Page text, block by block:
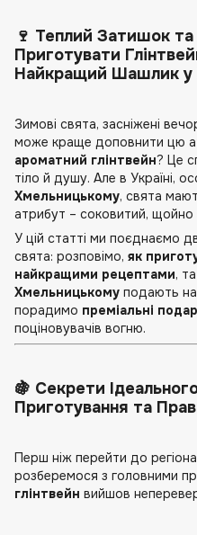
🍷 Теплий Затишок
Приготувати
Найкращий Шашлик у
Зимові свята, засніжені
може краще доповнити цю
ароматний глінтвейн? Це
тіло й душу. Але в Україні,
Хмельницькому, свята
атрибут – соковитий,
У цій статті ми поєднаємо
свята: розповімо, як
найкращими рецептами,
Хмельницькому подають
порадимо преміальні
поціновувачів вогню.
🍇 Секрети
Приготування та
Перш ніж перейти до
розберемося з головними
глінтвейн вийшов